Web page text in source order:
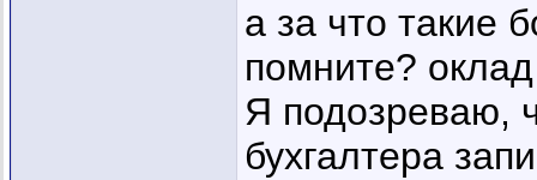
а за что такие
помните?
Я подозреваю,
бухгалтера